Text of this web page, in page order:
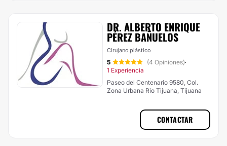
DR. ALBERTO ENRIQUE
PÉREZ BAÑUELOS
Cirujano plástico
5 (4 Opiniones)·
1 Experiencia
Paseo del Centenario 9580, Col.
Zona Urbana Rio Tijuana, Tijuana
CONTACTAR